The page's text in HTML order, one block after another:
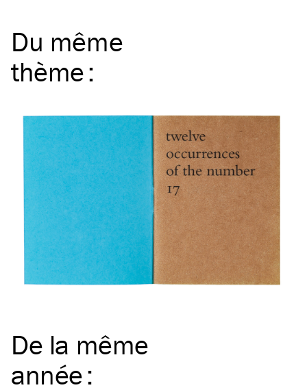
Du même
thème:
De la même
année: